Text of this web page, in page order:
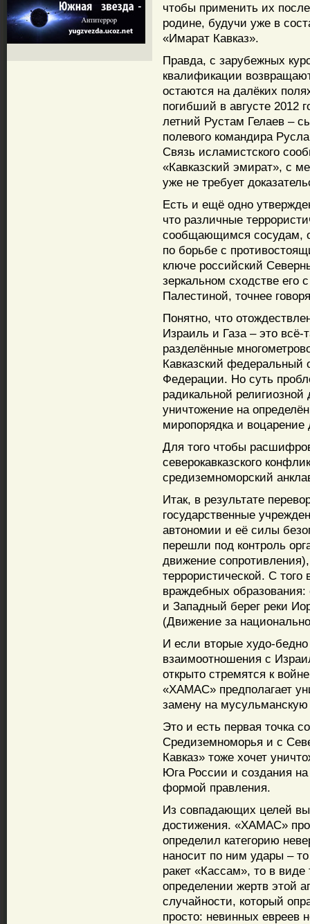
чтобы применить их
родине, будучи уже в
«Имарат Кавказ».
Правда, с зарубежных
квалификации
остаются на далёких
погибший в августе 2012
летний Рустам Гелаев –
полевого командира
Связь исламистского
«Кавказский эмират», с
уже не требует
Есть и ещё одно
что различные
сообщающимся сосудам,
по борьбе с
ключе российский
зеркальном сходстве его
Палестиной, точнее
Понятно, что
Израиль и Газа – это всё-
разделённые
Кавказский федеральный
Федерации. Но суть
радикальной
уничтожение на
миропорядка и
Для того чтобы
северокавказского
средиземноморский
Итак, в результате
государственные
автономии и её силы
перешли под контроль
движение
террористической. С
враждебных
и Западный берег реки
(Движение за
И если вторые худо-
взаимоотношения с
открыто стремятся к
«ХАМАС» предполагает
замену на мусульманскую
Это и есть первая точка
Средиземноморья и с
Кавказ» тоже хочет
Юга России и создания
формой правления.
Из совпадающих целей
достижения. «ХАМАС»
определил категорию
наносит по ним удары –
ракет «Кассам», то в
определении жертв этой
случайности, который
просто: невинных евреев